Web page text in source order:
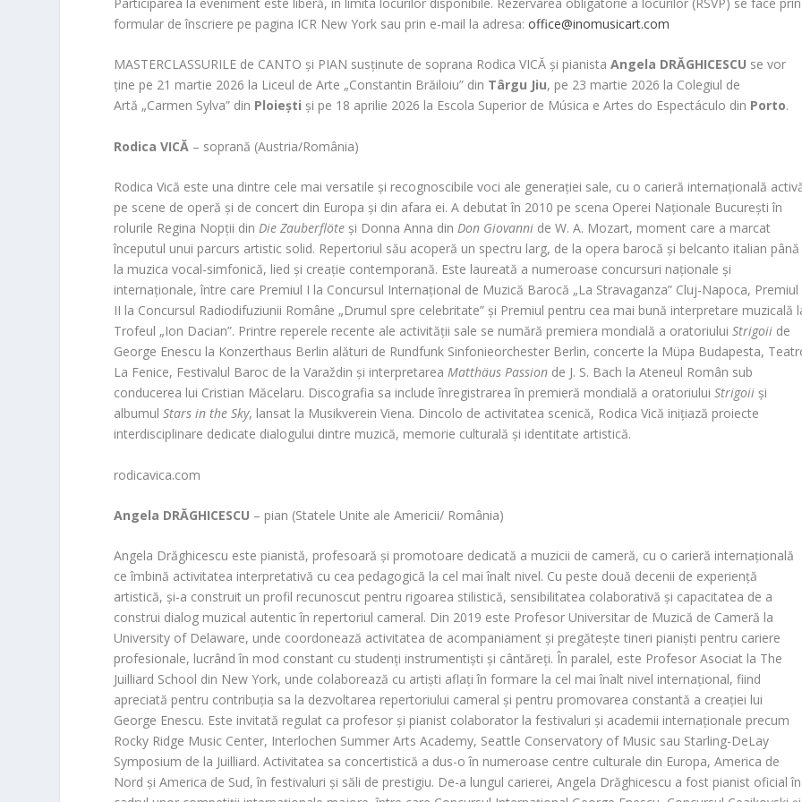
formular de înscriere pe pagina ICR New York sau prin e-mail la adresa:office@inomusicart.com
MASTERCLASSURILE de CANTO și PIAN susținute de soprana Rodica VICĂ și pianistaAngela DRĂGHICESCU se vor
ține pe 21 martie 2026 la Liceul de Arte „Constantin Brăiloiu” din Târgu Jiu, pe 23 martie 2026 la Colegiul de
Artă „Carmen Sylva” din Ploiești și pe 18 aprilie 2026 la Escola Superior de Música e Artes do Espectáculo din Porto.
Rodica VICĂ – soprană (Austria/România)
Rodica Vică este una dintre cele mai versatile și recognoscibile voci ale generației sale, cu o carieră internațională
pe scene de operă și de concert din Europa și din afara ei. A debutat în 2010 pe scena Operei Naționale București în
rolurile Regina Nopții dinDie Zauberflöte și Donna Anna dinDon Giovanni de W. A. Mozart, moment care a marcat
începutul unui parcurs artistic solid. Repertoriul său acoperă un spectru larg, de la opera barocă și belcanto italian până
la muzica vocal-simfonică, lied și creație contemporană. Este laureată a numeroase concursuri naționale și
internaționale, între care Premiul I la Concursul Internațional de Muzică Barocă „La Stravaganza” Cluj-Napoca, Premiul
II la Concursul Radiodifuziunii Române „Drumul spre celebritate” și Premiul pentru cea mai bună interpretare muzicală
Trofeul „Ion Dacian”. Printre reperele recente ale activității sale se numără premiera mondială a oratoriuluiStrigoii de
George Enescu la Konzerthaus Berlin alături de Rundfunk Sinfonieorchester Berlin, concerte la Müpa Budapesta,
La Fenice, Festivalul Baroc de la Varaždin și interpretareaMatthäus Passion de J. S. Bach la Ateneul Român sub
conducerea lui Cristian Măcelaru. Discografia sa include înregistrarea în premieră mondială a oratoriuluiStrigoii și
albumulStars in the Sky, lansat la Musikverein Viena. Dincolo de activitatea scenică, Rodica Vică inițiază proiecte
interdisciplinare dedicate dialogului dintre muzică, memorie culturală și identitate artistică.
rodicavica.com
Angela DRĂGHICESCU – pian (Statele Unite ale Americii/ România)
Angela Drăghicescu este pianistă, profesoară și promotoare dedicată a muzicii de cameră, cu o carieră internațională
ce îmbină activitatea interpretativă cu cea pedagogică la cel mai înalt nivel. Cu peste două decenii de experiență
artistică, și-a construit un profil recunoscut pentru rigoarea stilistică, sensibilitatea colaborativă și capacitatea de a
construi dialog muzical autentic în repertoriul cameral. Din 2019 este Profesor Universitar de Muzică de Cameră la
University of Delaware, unde coordonează activitatea de acompaniament și pregătește tineri pianiști pentru cariere
profesionale, lucrând în mod constant cu studenți instrumentiști și cântăreți. În paralel, este Profesor Asociat la The
Juilliard School din New York, unde colaborează cu artiști aflați în formare la cel mai înalt nivel internațional, fiind
apreciată pentru contribuția sa la dezvoltarea repertoriului cameral și pentru promovarea constantă a creației lui
George Enescu. Este invitată regulat ca profesor și pianist colaborator la festivaluri și academii internaționale precum
Rocky Ridge Music Center, Interlochen Summer Arts Academy, Seattle Conservatory of Music sau Starling-DeLay
Symposium de la Juilliard. Activitatea sa concertistică a dus-o în numeroase centre culturale din Europa, America de
Nord și America de Sud, în festivaluri și săli de prestigiu. De-a lungul carierei, Angela Drăghicescu a fost pianist oficial în